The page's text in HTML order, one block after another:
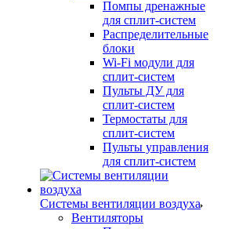
Помпы дренажные
для сплит-систем
Распределительные
блоки
Wi-Fi модули для
сплит-систем
Пульты ДУ для
сплит-систем
Термостаты для
сплит-систем
Пульты управления
для сплит-систем
Системы вентиляции воздуха
Вентиляторы